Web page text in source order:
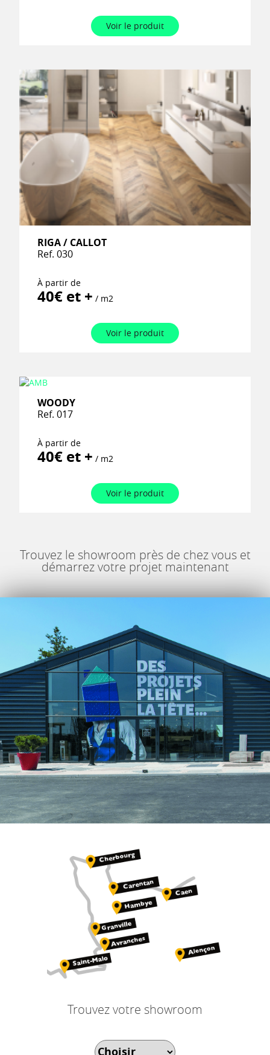
Voir le produit
RIGA / CALLOT
Ref. 030
À partir de
40€ et + / m2
Voir le produit
WOODY
Ref. 017
À partir de
40€ et + / m2
Voir le produit
Trouvez le showroom près de chez vous et
démarrez votre projet maintenant
Trouvez votre showroom